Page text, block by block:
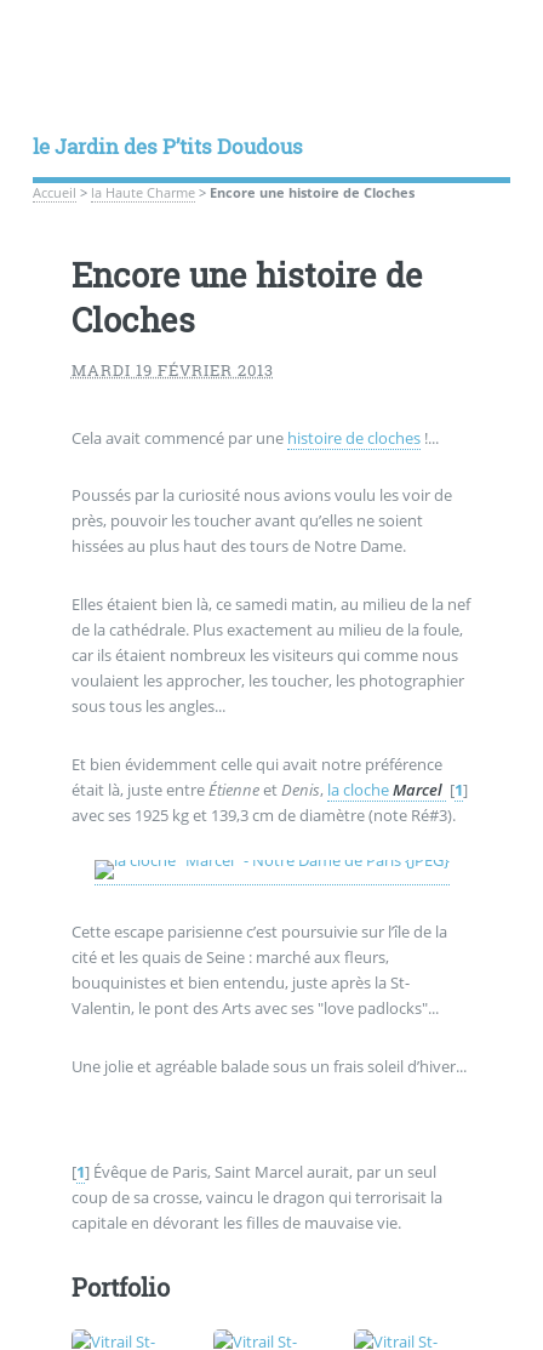
le Jardin des P’tits Doudous
Accueil > la Haute Charme> Encore une histoire de Cloches
Encore une histoire de
Cloches
MARDI 19 FÉVRIER 2013
Cela avait commencé par une histoire de cloches!...
Poussés par la curiosité nous avions voulu les voir de
près, pouvoir les toucher avant qu’elles ne soient
hissées au plus haut des tours de Notre Dame.
Elles étaient bien là, ce samedi matin, au milieu de la nef
de la cathédrale. Plus exactement au milieu de la foule,
car ils étaient nombreux les visiteurs qui comme nous
voulaient les approcher, les toucher, les photographier
sous tous les angles...
Et bien évidemment celle qui avait notre préférence
était là, juste entreÉtienneetDenis, la clocheMarcel [1]
avec ses 1925 kg et 139,3 cm de diamètre (note Ré#3).
Cette escape parisienne c’est poursuivie sur l’île de la
cité et les quais de Seine : marché aux fleurs,
bouquinistes et bien entendu, juste après la St-
Valentin, le pont des Arts avec ses "love padlocks"...
Une jolie et agréable balade sous un frais soleil d’hiver...
[1] Évêque de Paris, Saint Marcel aurait, par un seul
coup de sa crosse, vaincu le dragon qui terrorisait la
capitale en dévorant les filles de mauvaise vie.
Portfolio